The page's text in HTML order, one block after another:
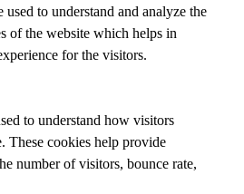
used to understand and analyze the
of the website which helps in
for the visitors.
to understand how visitors
These cookies help provide
number of visitors, bounce rate,